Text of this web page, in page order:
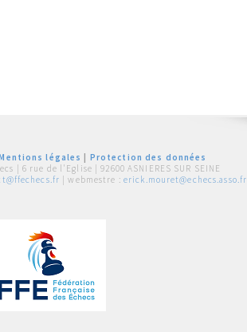
légales
Protection des données
| 6 rue de l'Eglise | 92600 ASNIERES SUR SEINE
| webmestre : erick.mouret@echecs.asso.fr